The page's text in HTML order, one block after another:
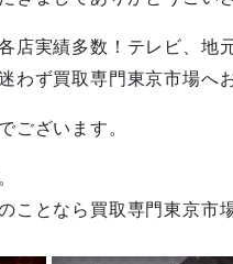
店実績多数！テレビ、地
わず買取専門東京市場へ
ございます。
ことなら買取専門東京市場